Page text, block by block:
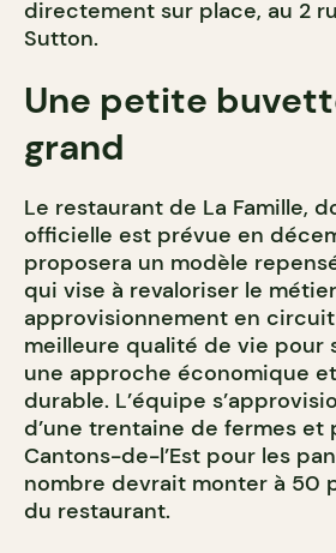
directement sur place, au 2
Sutton.
Une petite
grand
Le restaurant de La Famille,
officielle est prévue en
proposera un modèle
qui vise à revaloriser le
approvisionnement en
meilleure qualité de vie pour
une approche économique
durable. L’équipe
d’une trentaine de fermes
Cantons-de-l’Est pour les
nombre devrait monter à 50
du restaurant.